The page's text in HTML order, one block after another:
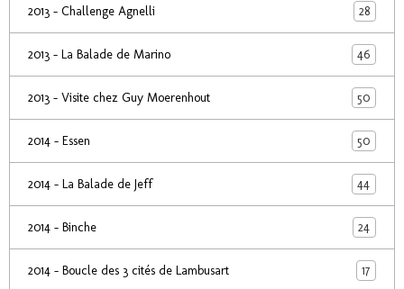
2013 - Challenge Agnelli 28
2013 - La Balade de Marino 46
2013 - Visite chez Guy Moerenhout 50
2014 - Essen 50
2014 - La Balade de Jeff 44
2014 - Binche 24
2014 - Boucle des 3 cités de Lambusart 17